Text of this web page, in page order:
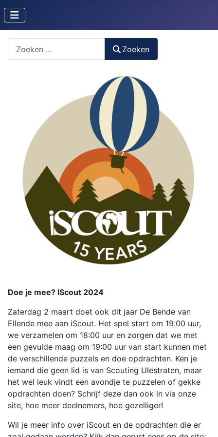
Zoeken
Doe je mee? IScout 2024
Zaterdag 2 maart doet ook dit jaar De Bende van
Ellende mee aan iScout. Het spel start om 19:00 uur,
we verzamelen om 18:00 uur en zorgen dat we met
een gevulde maag om 19:00 uur van start kunnen met
de verschillende puzzels en doe opdrachten. Ken je
iemand die geen lid is van Scouting Ulestraten, maar
het wel leuk vindt een avondje te puzzelen of gekke
opdrachten doen? Schrijf deze dan ook in via onze
site, hoe meer deelnemers, hoe gezelliger!
Wil je meer info over iScout en de opdrachten die er